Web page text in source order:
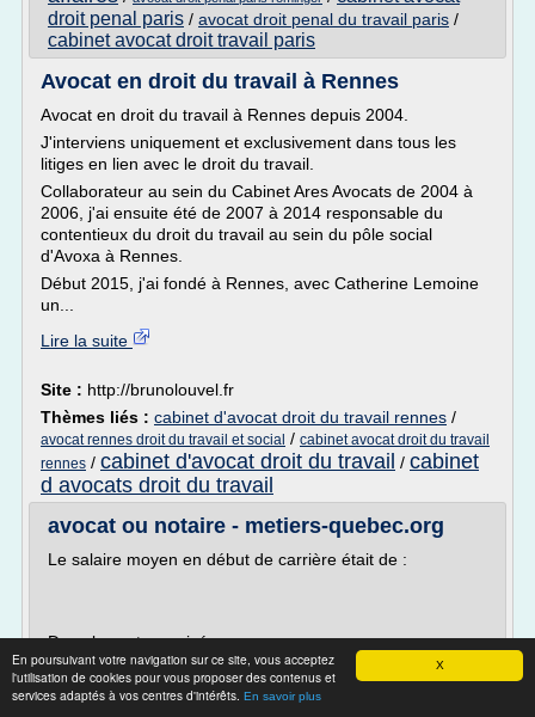
X
En poursuivant votre navigation sur ce site, vous acceptez
l'utilisation de cookies pour vous proposer des contenus et
services adaptés à vos centres d'intérêts. En savoir plus
droit penal paris / avocat droit penal du travail paris /
cabinet avocat droit travail paris
Avocat en droit du travail à Rennes
Avocat en droit du travail à Rennes depuis 2004.
J'interviens uniquement et exclusivement dans tous les
litiges en lien avec le droit du travail.
Collaborateur au sein du Cabinet Ares Avocats de 2004 à
2006, j'ai ensuite été de 2007 à 2014 responsable du
contentieux du droit du travail au sein du pôle social
d'Avoxa à Rennes.
Début 2015, j'ai fondé à Rennes, avec Catherine Lemoine
un...
Lire la suite
Site : http://brunolouvel.fr
Thèmes liés : cabinet d'avocat droit du travail rennes /
avocat rennes droit du travail et social / cabinet avocat droit du travail
rennes / cabinet d'avocat droit du travail / cabinet
d avocats droit du travail
avocat ou notaire - metiers-quebec.org
Le salaire moyen en début de carrière était de :
Dans le secteur privé :
- 26,83 $/heure (32,5 ou 35 hres/sem) en moyenne
au sein des grandes organisations syndicales